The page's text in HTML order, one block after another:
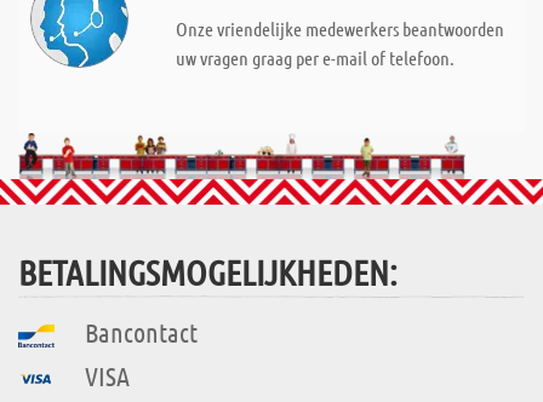
Onze vriendelijke medewerkers beantwoorden
uw vragen graag per e-mail of telefoon.
BETALINGSMOGELIJKHEDEN:
Bancontact
VISA